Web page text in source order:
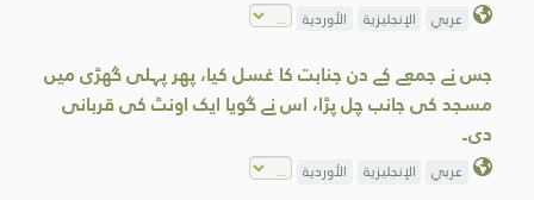
عربي الإنجليزية الأوردية
جس نے جمعے کے دن جنابت کا غسل کیا، پھر پہلی گھڑی میں
مسجد کی جانب چل پڑا، اس نے گویا ایک اونٹ کی قربانی
دی۔
عربي الإنجليزية الأوردية